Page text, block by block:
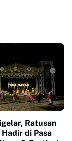
Ratusan
di Pasa